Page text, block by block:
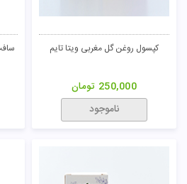
کپسول روغن گل مغربی ویتا تایم
250,000 تومان
ناموجود